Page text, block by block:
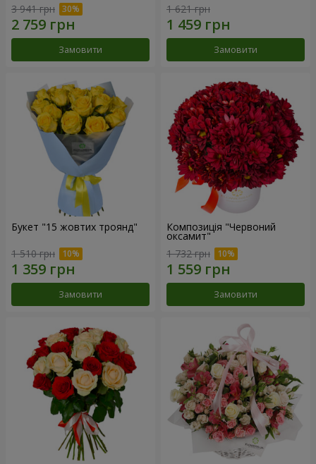
3 941 грн
Замовити
1 621 грн
Замовити
Букет "15 жовтих троянд"
1 510 грн
Замовити
Композиція "Червоний
оксамит"
1 732 грн
Замовити